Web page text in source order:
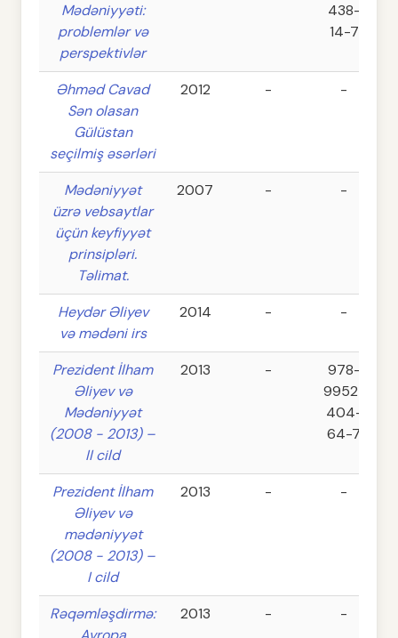
Mədəniyyəti:
problemlər və
perspektivlər
438-
14-7
Əhməd Cavad
Sən olasan
Gülüstan
seçilmiş əsərləri
2012 - -
Mədəniyyət
üzrə vebsaytlar
üçün keyfiyyət
prinsipləri.
Təlimat.
2007 - -
Heydər Əliyev
və mədəni irs
2014 - -
Prezident İlham
Əliyev və
Mədəniyyət
(2008 - 2013) –
II cild
2013 -
978-
9952-
404-
64-7
Prezident İlham
Əliyev və
mədəniyyət
(2008 - 2013) –
I cild
2013 - -
Rəqəmləşdirmə:
2013 - -